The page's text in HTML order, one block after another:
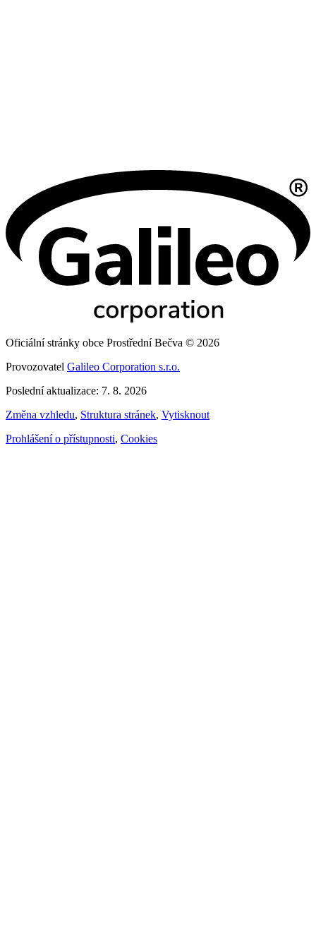
Oficiální stránky obce Prostřední Bečva © 2026
Provozovatel Galileo Corporation s.r.o.
Poslední aktualizace: 7. 8. 2026
Změna vzhledu, Struktura stránek, Vytisknout
Prohlášení o přístupnosti, Cookies